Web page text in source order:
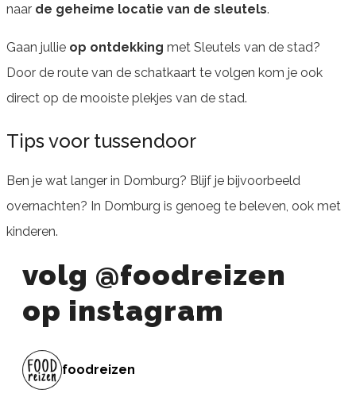
naar de geheime locatie van de sleutels.
Gaan jullie op ontdekking met Sleutels van de stad?
Door de route van de schatkaart te volgen kom je ook
direct op de mooiste plekjes van de stad.
Tips voor tussendoor
Ben je wat langer in Domburg? Blijf je bijvoorbeeld
overnachten? In Domburg is genoeg te beleven, ook met
kinderen.
volg @foodreizen
op instagram
foodreizen